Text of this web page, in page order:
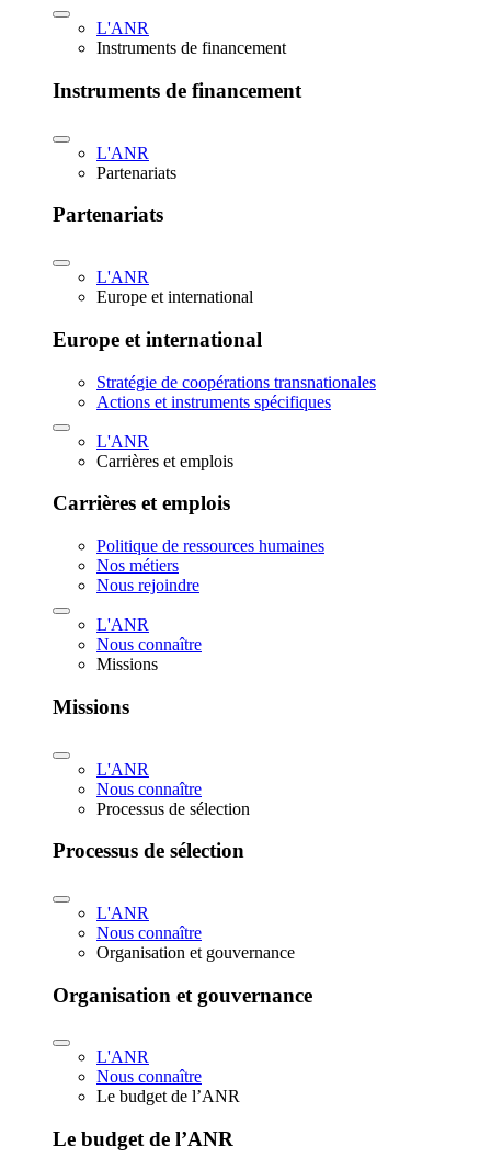
L'ANR
Instruments de financement
Instruments de financement
L'ANR
Partenariats
Partenariats
L'ANR
Europe et international
Europe et international
Stratégie de coopérations transnationales
Actions et instruments spécifiques
L'ANR
Carrières et emplois
Carrières et emplois
Politique de ressources humaines
Nos métiers
Nous rejoindre
L'ANR
Nous connaître
Missions
Missions
L'ANR
Nous connaître
Processus de sélection
Processus de sélection
L'ANR
Nous connaître
Organisation et gouvernance
Organisation et gouvernance
L'ANR
Nous connaître
Le budget de l’ANR
Le budget de l’ANR